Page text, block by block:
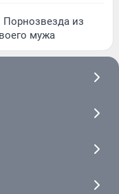
Порнозвезда из
мужа